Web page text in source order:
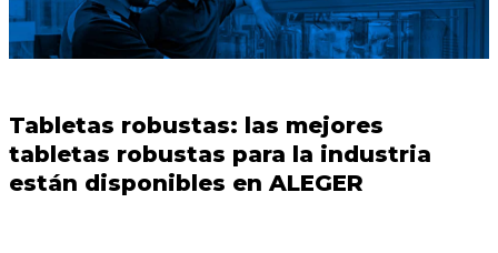
Tabletas robustas: las mejores
tabletas robustas para la industria
están disponibles en ALEGER